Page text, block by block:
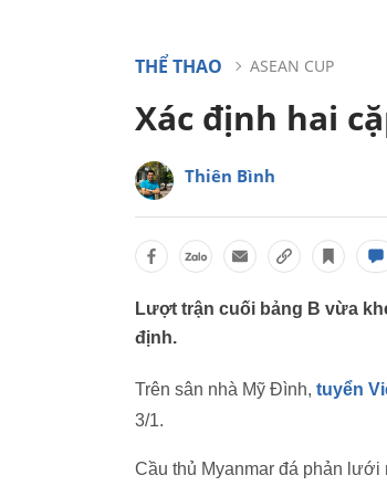
THỂ THAO ASEAN CUP
Xác định hai
Thiên Bình
Lượt trận cuối bảng B vừa
định.
Trên sân nhà Mỹ Đình, tuyển
3/1.
Cầu thủ Myanmar đá phản lưới